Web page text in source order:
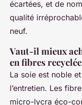
écartées, et de
qualité
neuf.
Vaut-il mieux
en fibres
La soie est noble
l’entretien. Les
micro-lycra éco-